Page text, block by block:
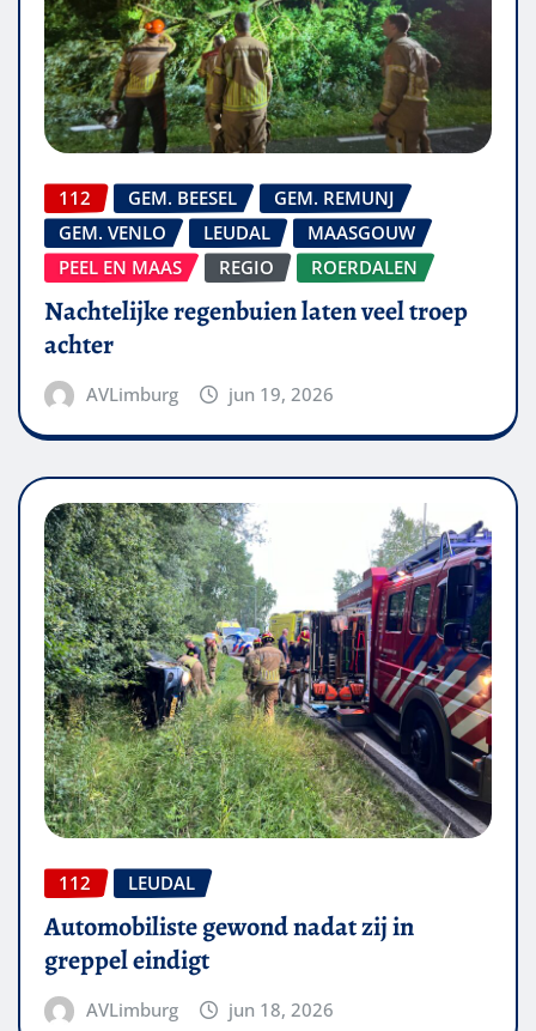
112 GEM. BEESEL
GEM. REMUNJ
GEM. VENLO
LEUDAL
MAASGOUW
PEEL EN MAAS
REGIO ROERDALEN
Nachtelijke regenbuien laten veel troep
achter
AVLimburg jun 19, 2026
112 LEUDAL
Automobiliste gewond nadat zij in
greppel eindigt
AVLimburg jun 18, 2026